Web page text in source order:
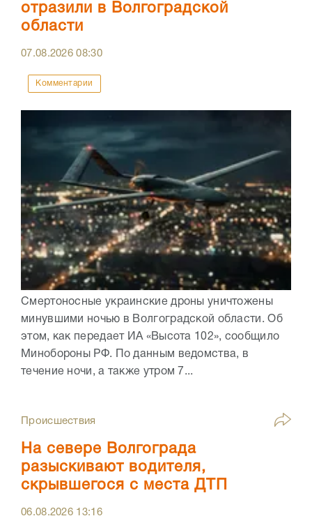
отразили в Волгоградской
области
07.08.202608:30
Комментарии
Смертоносные украинские дроны уничтожены
минувшими ночью в Волгоградской области. Об
этом, как передает ИА «Высота 102», сообщило
Минобороны РФ. По данным ведомства, в
течение ночи, а также утром 7...
Происшествия
На севере Волгограда
разыскивают водителя,
скрывшегося с места ДТП
06.08.2026 13:16